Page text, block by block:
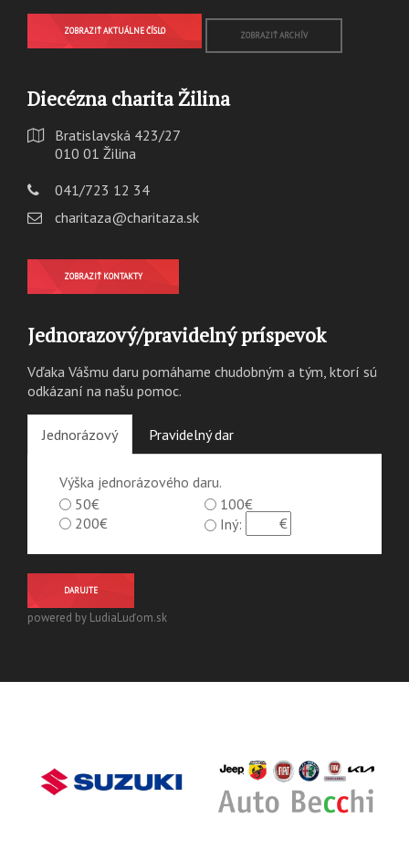
ZOBRAZIŤ AKTUÁLNE ČÍSLO ZOBRAZIŤ ARCHÍV
Diecézna charita Žilina
Bratislavská 423/27
010 01 Žilina
041/723 12 34
charitaza@charitaza.sk
ZOBRAZIŤ KONTAKTY
Jednorazový/pravidelný príspevok
Vďaka Vášmu daru pomáhame chudobným a tým, ktorí sú
odkázaní na našu pomoc.
Jednorázový Pravidelný dar
Výška jednorázového daru.
50€
100€
200€
Iný:
DARUJTE
powered by LudiaLuďom.sk